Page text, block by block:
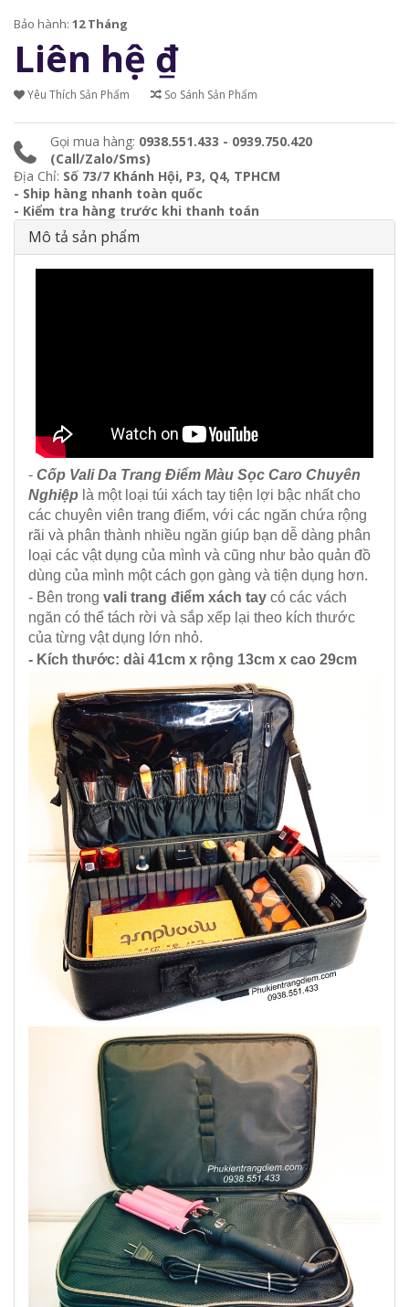
Bảo hành: 12 Tháng
Liên hệ ₫
Yêu Thích Sản Phẩm So Sánh Sản Phẩm
Gọi mua hàng: 0938.551.433 - 0939.750.420
(Call/Zalo/Sms)
Địa Chỉ: Số 73/7 Khánh Hội, P3, Q4, TPHCM
- Ship hàng nhanh toàn quốc
- Kiểm tra hàng trước khi thanh toán
Mô tả sản phẩm
- Cốp Vali Da Trang Điểm Màu Sọc Caro Chuyên
Nghiệp là một loại túi xách tay tiện lợi bậc nhất cho
các chuyên viên trang điểm, với các ngăn chứa rộng
rãi và phân thành nhiều ngăn giúp bạn dễ dàng phân
loại các vật dụng của mình và cũng như bảo quản đồ
dùng của mình một cách gọn gàng và tiện dụng hơn.
- Bên trong vali trang điểm xách tay có các vách
ngăn có thể tách rời và sắp xếp lại theo kích thước
của từng vật dụng lớn nhỏ.
- Kích thước: dài 41cm x rộng 13cm x cao 29cm